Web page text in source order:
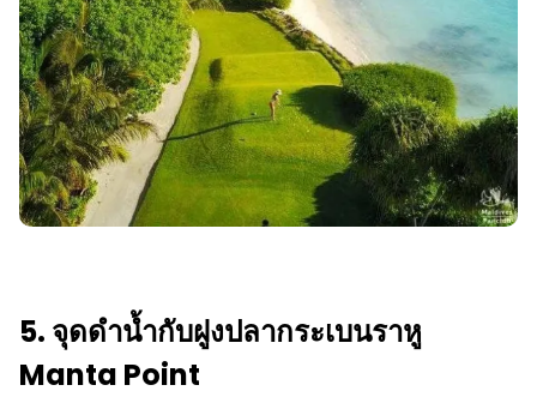
5. จุดดำน้ำกับฝูงปลากระเบนราหู
Manta Point